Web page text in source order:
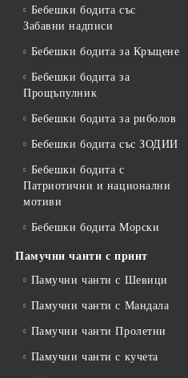
Бебешки бодита със
Забавни надписи
Бебешки бодита за Кръщене
Бебешки бодита за
Прощъпулник
Бебешки бодита за риболов
Бебешки бодита със ЗОДИИ
Бебешки бодита с
Патриотични и национални
мотиви
Бебешки бодита Морски
Памучни чанти с принт
Памучни чанти с Шевици
Памучни чанти с Мандала
Памучни чанти Пролетни
Памучни чанти с кучета